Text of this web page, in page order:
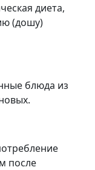
диета,
(дошу)
блюда из
после